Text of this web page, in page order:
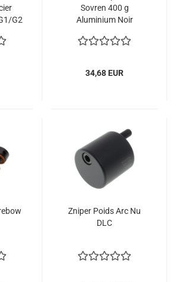
G2
Sovren 400 g
Aluminium Noir
34,68 EUR
Zniper Poids Arc Nu
DLC